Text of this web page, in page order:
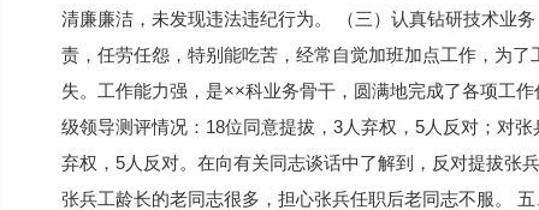
清廉廉洁，未发现违法违纪行为。 （三）认真钻研技术业
责，任劳任怨，特别能吃苦，经常自觉加班加点工作，为
失。工作能力强，是××科业务骨干，圆满地完成了各项工
级领导测评情况：18位同意提拔，3人弃权，5人反对；对
弃权，5人反对。在向有关同志谈话中了解到，反对提拔张
张兵工龄长的老同志很多，担心张兵任职后老同志不服。